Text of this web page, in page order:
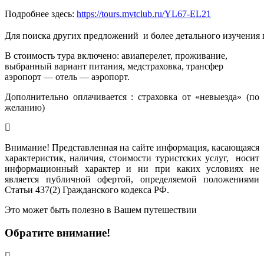
Подробнее здесь: https://tours.mvtclub.ru/YL67-EL21
Для поиска других предложений  и более детального
В стоимость тура включено: авиаперелет, проживание,
выбранный вариант питания, медстраховка, трансфер
аэропорт — отель — аэропорт.
Дополнительно оплачивается : страховка от «невыезда» (по
желанию)
Внимание! Представленная на сайте информация, касающаяся
характеристик, наличия, стоимости туристских услуг, носит
информационный характер и ни при каких условиях не
является публичной офертой, определяемой положениями
Статьи 437(2) Гражданского кодекса РФ.
Это может быть полезно в Вашем путешествии
Обратите внимание!